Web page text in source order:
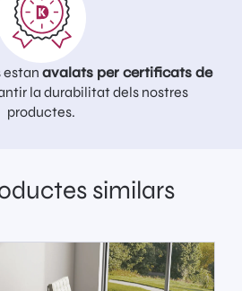
estan avalats per certificats de
la durabilitat dels nostres
productes.
similars